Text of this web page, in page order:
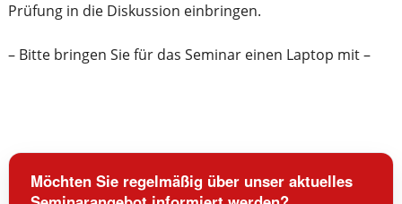
Prüfung in die Diskussion einbringen.
– Bitte bringen Sie für das Seminar einen Laptop mit –
Möchten Sie regelmäßig über unser aktuelles